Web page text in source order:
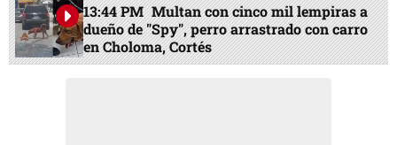
13:44 PM Multan con cinco mil lempiras a
dueño de "Spy", perro arrastrado con carro
en Choloma, Cortés